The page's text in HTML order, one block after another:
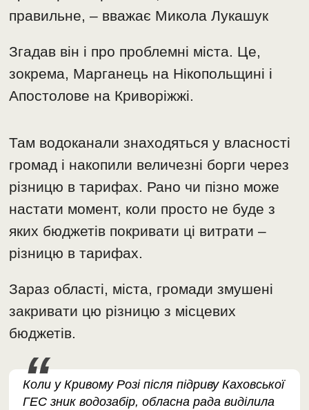
правильне, – вважає Микола Лукашук
Згадав він і про проблемні міста. Це,
зокрема, Марганець на Нікопольщині і
Апостолове на Криворіжжі.
Там водоканали знаходяться у власності
громад і накопили величезні борги через
різницю в тарифах. Рано чи пізно може
настати момент, коли просто не буде з
яких бюджетів покривати ці витрати –
різницю в тарифах.
Зараз області, міста, громади змушені
закривати цю різницю з місцевих
бюджетів.
Коли у Кривому Розі після підриву Каховської
ГЕС зник водозабір, обласна рада виділила